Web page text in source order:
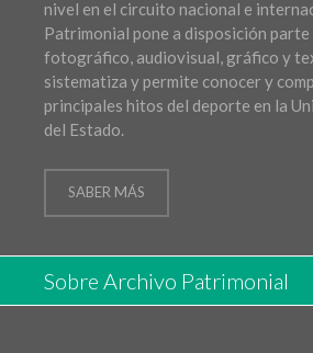
nivel en el circuito nacional e
Patrimonial pone a disposición parte
fotográfico, audiovisual, gráfico y
sistematiza y permite conocer y
principales hitos del deporte en la
del Estado.
SABER MÁS
Sobre Archivo Patrimonial